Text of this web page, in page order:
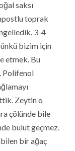
saksı
toprak
3-4
bizim için
etmek. Bu
Polifenol
Zeytin o
çölünde bile
bulut geçmez.
bir ağaç